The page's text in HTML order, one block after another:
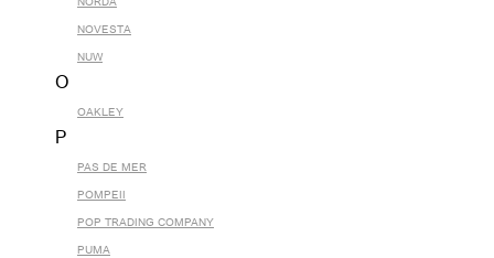
NOVESTA
NUW
O
OAKLEY
P
PAS DE MER
POMPEII
POP TRADING COMPANY
PUMA